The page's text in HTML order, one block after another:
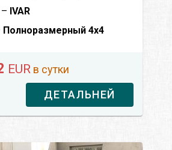
IVAR
Полноразмерный 4x4
EUR в сутки
ДЕТАЛЬНЕЙ